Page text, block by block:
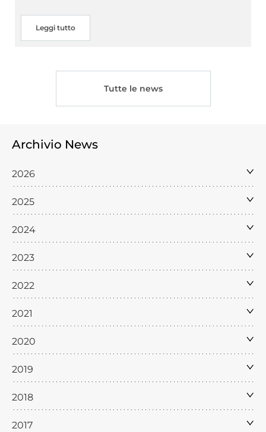
Leggi tutto
Tutte le news
Archivio News
2026
2025
2024
2023
2022
2021
2020
2019
2018
2017